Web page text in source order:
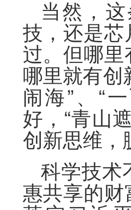
当然，
技，还是
过。但哪
哪里就有创
闹海”、“
好，“青山
创新思维，
科学技术
惠共享的